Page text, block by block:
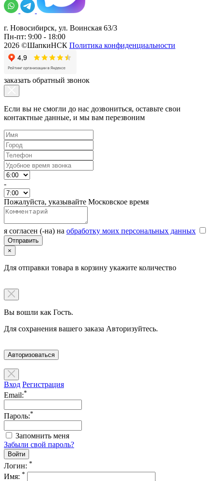
г. Новосибирск, ул. Воинская 63/3
Пн-пт: 9:00 - 18:00
2026 ©ШапкиНСК Политика конфиденциальности
заказать обратный звонок
Если вы не смогли до нас дозвониться, оставьте свои
контактные данные, и мы вам перезвоним
-
Пожалуйста, указывайте Московское время
я согласен (-на) на обработку моих персональных данных
×
Для отправки товара в корзину укажите количество
Вы вошли как Гость.
Для сохранения вашего заказа Авторизуйтесь.
Авторизоваться
Вход Регистрация
Email:*
Пароль:*
Запомнить меня
Забыли свой пароль?
Логин: *
Имя: *